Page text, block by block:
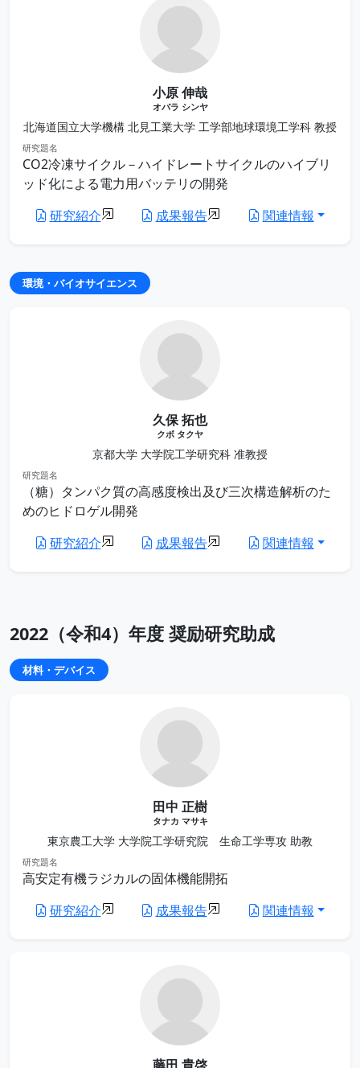
小原 伸哉
オバラ シンヤ
北海道国立大学機構 北見工業大学 工学部地球環境工学科 教授
研究題名
CO2冷凍サイクル－ハイドレートサイクルのハイブリ
ッド化による電力用バッテリの開発
研究紹介
成果報告 関連情報
環境・バイオサイエンス
久保 拓也
クボ タクヤ
京都大学 大学院工学研究科 准教授
研究題名
（糖）タンパク質の高感度検出及び三次構造解析のた
めのヒドロゲル開発
研究紹介
成果報告 関連情報
2022（令和4）年度 奨励研究助成
材料・デバイス
田中 正樹
タナカ マサキ
東京農工大学 大学院工学研究院 生命工学専攻 助教
研究題名
高安定有機ラジカルの固体機能開拓
研究紹介
成果報告 関連情報